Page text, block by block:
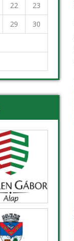
22
23
29
30